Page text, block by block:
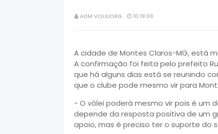
ADM VOLEIORG 10:19:00
A cidade de Montes Claros-MG, está
A confirmação foi feita pelo prefeito
que há alguns dias está se reunindo
que o clube pode mesmo vir para
- O vôlei poderá mesmo vir pois é um
depende da resposta positiva de um
apoio, mas é preciso ter o suporte do